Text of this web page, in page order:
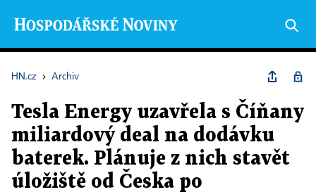
HN.cz › Archiv
Tesla Energy uzavřela s Číňany
miliardový deal na dodávku
baterek. Plánuje z nich stavět
úložiště od Česka po